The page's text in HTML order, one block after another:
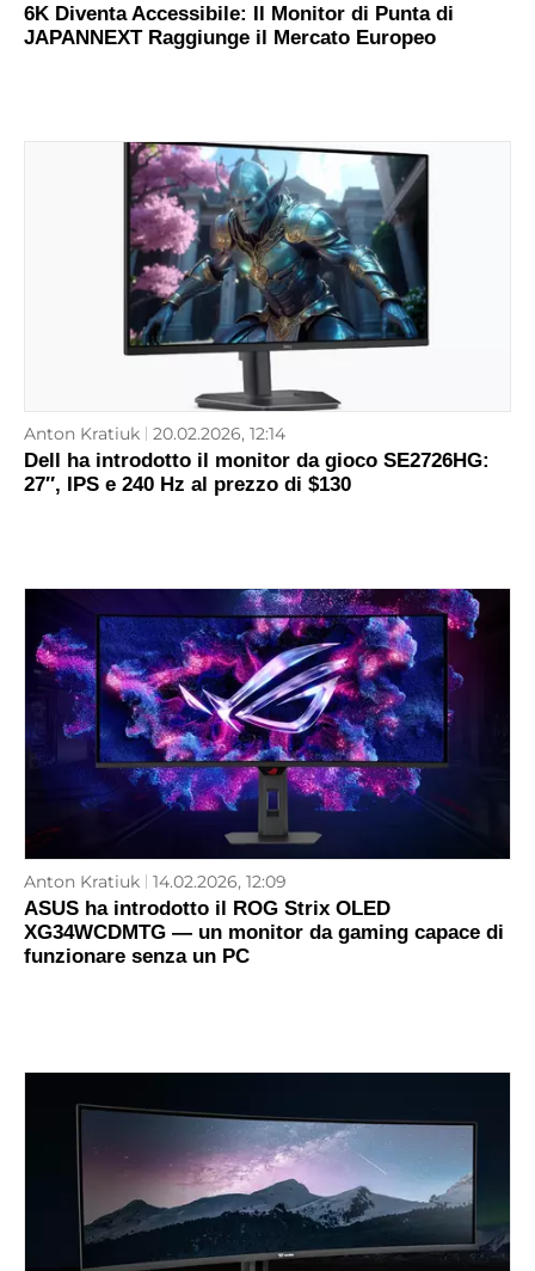
6K Diventa Accessibile: Il Monitor di Punta di
JAPANNEXT Raggiunge il Mercato Europeo
Anton Kratiuk 20.02.2026, 12:14
Dell ha introdotto il monitor da gioco SE2726HG:
27″, IPS e 240 Hz al prezzo di $130
Anton Kratiuk 14.02.2026, 12:09
ASUS ha introdotto il ROG Strix OLED
XG34WCDMTG — un monitor da gaming capace di
funzionare senza un PC